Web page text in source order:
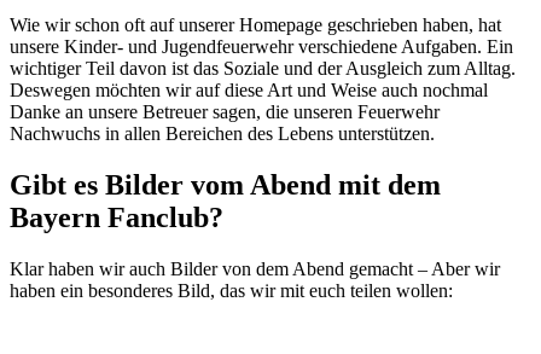
Wie wir schon oft auf unserer Homepage geschrieben haben, hat
unsere Kinder- und Jugendfeuerwehr verschiedene Aufgaben. Ein
wichtiger Teil davon ist das Soziale und der Ausgleich zum Alltag.
Deswegen möchten wir auf diese Art und Weise auch nochmal
Danke an unsere Betreuer sagen, die unseren Feuerwehr
Nachwuchs in allen Bereichen des Lebens unterstützen.
Gibt es Bilder vom Abend mit dem
Bayern Fanclub?
Klar haben wir auch Bilder von dem Abend gemacht – Aber wir
haben ein besonderes Bild, das wir mit euch teilen wollen: